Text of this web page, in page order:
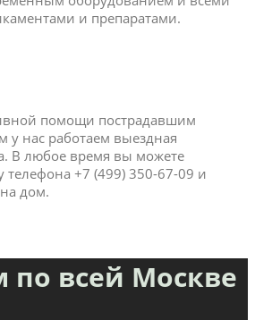
и препаратами.
помощи пострадавшим
нас работаем выездная
В любое время вы можете
телефона +7 (499) 350-67-09 и
дом.
по всей Москве